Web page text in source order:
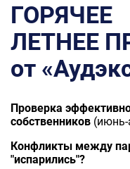
ГОРЯЧЕЕ
ЛЕТНЕЕ
от
Проверка
собственников (июнь-
Конфликты между
"испарились"?